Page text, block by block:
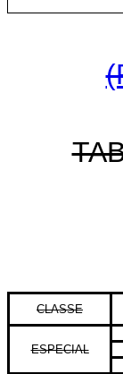
CLASSE
ESPECIAL